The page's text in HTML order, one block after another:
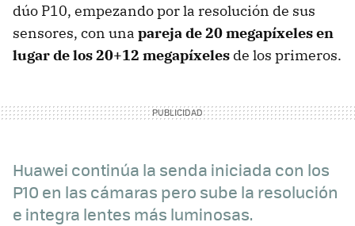
dúo P10, empezando por la resolución de sus
sensores, con una pareja de 20 megapíxeles en
lugar de los 20+12 megapíxeles de los primeros.
Huawei continúa la senda iniciada con los
P10 en las cámaras pero sube la resolución
e integra lentes más luminosas.